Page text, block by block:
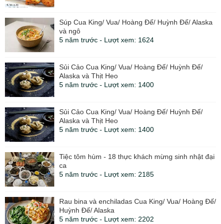
Súp Cua King/ Vua/ Hoàng Đế/ Huỳnh Đế/ Alaska
và ngô
5 năm trước - Lượt xem: 1624
Sủi Cảo Cua King/ Vua/ Hoàng Đế/ Huỳnh Đế/
Alaska và Thịt Heo
5 năm trước - Lượt xem: 1400
Sủi Cảo Cua King/ Vua/ Hoàng Đế/ Huỳnh Đế/
Alaska và Thịt Heo
5 năm trước - Lượt xem: 1400
Tiệc tôm hùm - 18 thực khách mừng sinh nhật đại
ca
5 năm trước - Lượt xem: 2185
Rau bina và enchiladas Cua King/ Vua/ Hoàng Đế/
Huỳnh Đế/ Alaska
5 năm trước - Lượt xem: 2202